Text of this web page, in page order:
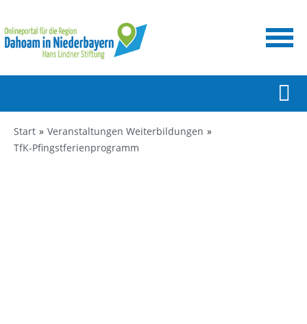
Start
Veranstaltungen Weiterbildungen
TfK-Pfingstferienprogramm